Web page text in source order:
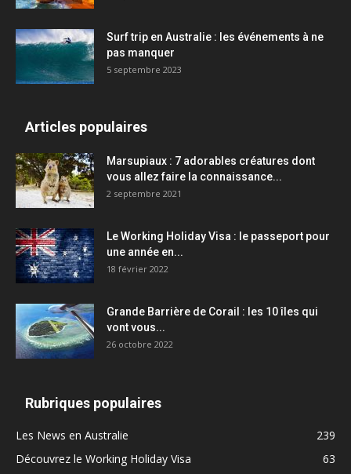
Surf trip en Australie : les événements à ne
pas manquer
5 septembre 2023
Articles populaires
Marsupiaux : 7 adorables créatures dont
vous allez faire la connaissance...
2 septembre 2021
Le Working Holiday Visa : le passeport pour
une année en...
18 février 2022
Grande Barrière de Corail : les 10 îles qui
vont vous...
26 octobre 2022
Rubriques populaires
Les News en Australie
239
Découvrez le Working Holiday Visa
63